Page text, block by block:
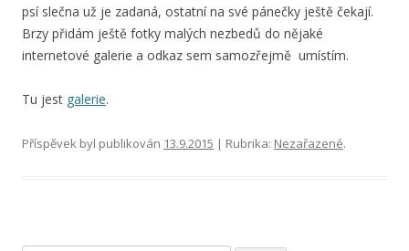
psí slečna už je zadaná, ostatní na své pánečky ještě čekají.
Brzy přidám ještě fotky malých nezbedů do nějaké
internetové galerie a odkaz sem samozřejmě umístím.
Tu jest galerie.
Příspěvek byl publikován 13.9.2015 | Rubrika: Nezařazené.